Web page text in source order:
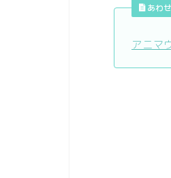
あわ
アニマ